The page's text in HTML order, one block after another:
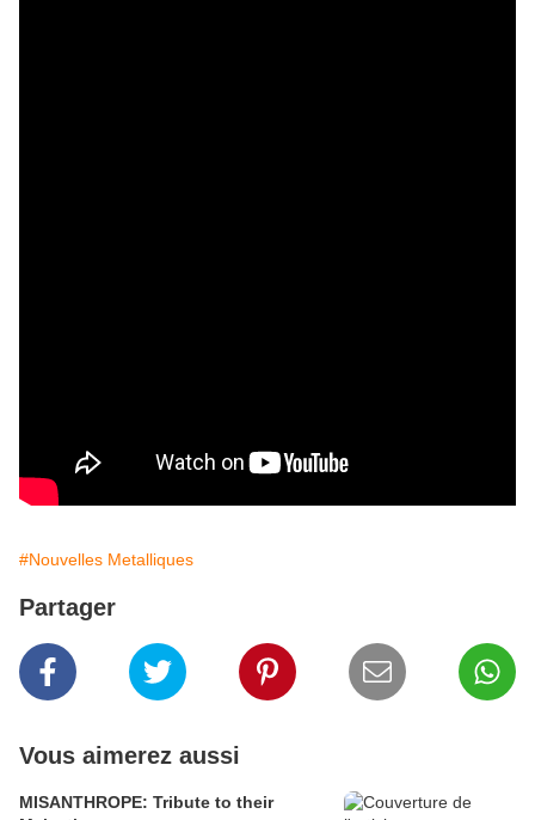
#Nouvelles Metalliques
Partager
Vous aimerez aussi
MISANTHROPE: Tribute to their